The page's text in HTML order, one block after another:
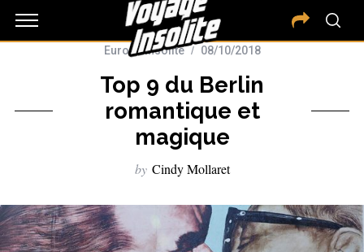
Europe Insolite 08/10/2018
Top 9 du Berlin
romantique et
magique
by Cindy Mollaret